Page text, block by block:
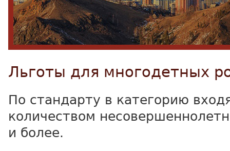
Льготы для многодетных
По стандарту в категорию
количеством
и более.